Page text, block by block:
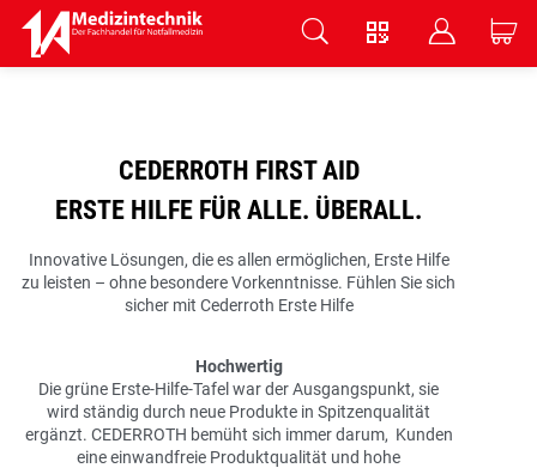
V B C
CEDERROTH FIRST AID
ERSTE HILFE FÜR ALLE. ÜBERALL.
Innovative Lösungen, die es allen ermöglichen, Erste Hilfe
zu leisten – ohne besondere Vorkenntnisse. Fühlen Sie sich
sicher mit Cederroth Erste Hilfe
Hochwertig
Die grüne Erste-Hilfe-Tafel war der Ausgangspunkt, sie
wird ständig durch neue Produkte in Spitzenqualität
ergänzt. CEDERROTH bemüht sich immer darum, Kunden
eine einwandfreie Produktqualität und hohe